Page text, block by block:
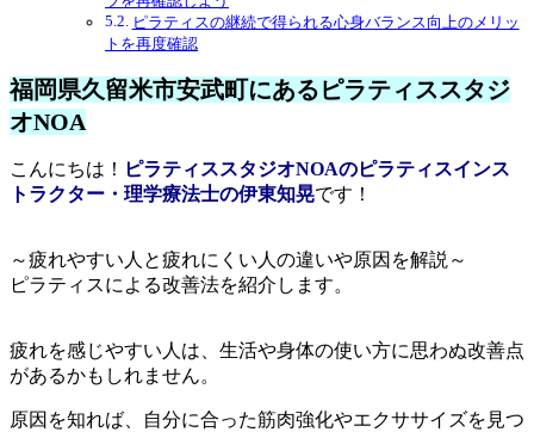
ピラティスの継続で得られる心身バランス向上のメリッ
トを再度確認
福岡県久留米市安武町にあるピラティススタジ
オNOA
こんにちは！ ピラティススタジオNOAのピラティスインス
トラクター・理学療法士の伊東知晃です！
～疲れやすい人と疲れにくい人の違いや原因を解説～
ピラティスによる改善法を紹介します。
疲れを感じやすい人は、生活や身体の使い方に思わぬ改善点
があるかもしれません。
原因を知れば、自分に合った筋肉強化やエクササイズを見つ